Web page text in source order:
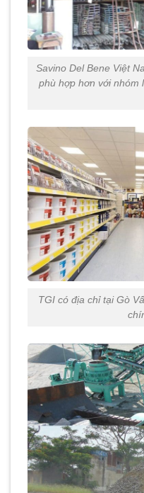
Savino Del Bene Việt
phù hợp hơn với nhóm
TGI có địa chỉ tại Gò